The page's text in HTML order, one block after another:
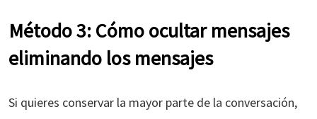
Método 3: Cómo ocultar mensajes
eliminando los mensajes
Si quieres conservar la mayor parte de la conversación,